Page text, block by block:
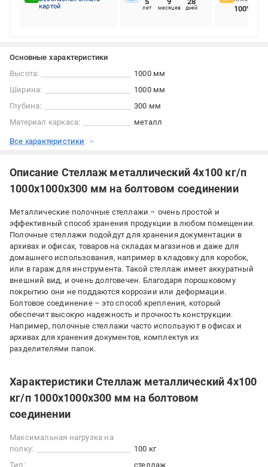
картой
лет месяцев дней 100%
Основные характеристики
Высота:
1000 мм
Ширина:
1000 мм
Глубина:
300 мм
Материал каркаса:
металл
Все характеристики
Описание Стеллаж металлический 4х100 кг/п
1000х1000х300 мм на болтовом соединении
Металлические полочные стеллажи – очень простой и
эффективный способ хранения продукции в любом помещении.
Полочные стеллажи подойдут для хранения документации в
архивах и офисах, товаров на складах магазинов и даже для
домашнего использования, например в кладовку для коробок,
или в гараж для инструмента. Такой стеллаж имеет аккуратный
внешний вид, и очень долговечен. Благодаря порошковому
покрытию они не поддаются коррозии или деформации.
Болтовое соединение – это способ крепления, который
обеспечит высокую надежность и прочность конструкции.
Например, полочные стеллажи часто используют в офисах и
архивах для хранения документов, комплектуя их
разделителями папок.
Характеристики Стеллаж металлический 4х100
кг/п 1000х1000х300 мм на болтовом
соединении
Максимальная нагрузка на
полку:
100 кг
Тип:
стеллаж